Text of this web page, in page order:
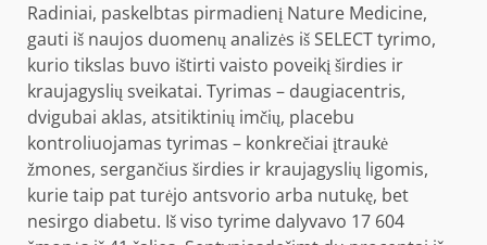
Radiniai, paskelbtas pirmadienį Nature Medicine,
gauti iš naujos duomenų analizės iš SELECT tyrimo,
kurio tikslas buvo ištirti vaisto poveikį širdies ir
kraujagyslių sveikatai. Tyrimas – daugiacentris,
dvigubai aklas, atsitiktinių imčių, placebu
kontroliuojamas tyrimas – konkrečiai įtraukė
žmones, sergančius širdies ir kraujagyslių ligomis,
kurie taip pat turėjo antsvorio arba nutukę, bet
nesirgo diabetu. Iš viso tyrime dalyvavo 17 604